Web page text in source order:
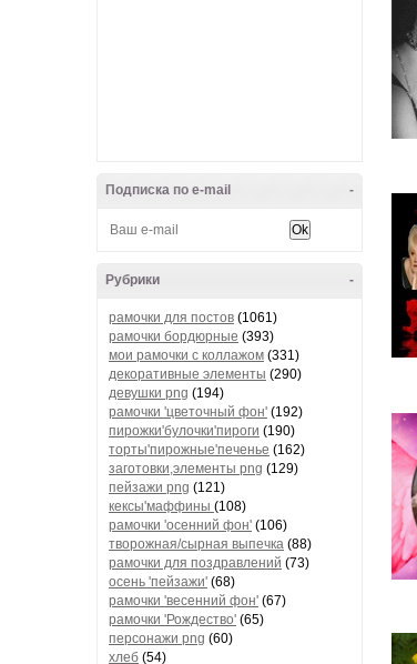
-
Подписка по e-mail
-
Рубрики
рамочки для постов (1061)
рамочки бордюрные (393)
мои рамочки с коллажом (331)
декоративные элементы (290)
девушки png (194)
рамочки 'цветочный фон' (192)
пирожки'булочки'пироги (190)
торты'пирожные'печенье (162)
заготовки,элементы png (129)
пейзажи png (121)
кексы'маффины (108)
рамочки 'осенний фон' (106)
творожная/сырная выпечка (88)
рамочки для поздравлений (73)
осень 'пейзажи' (68)
рамочки 'весенний фон' (67)
рамочки 'Рождество' (65)
персонажи png (60)
хлеб (54)